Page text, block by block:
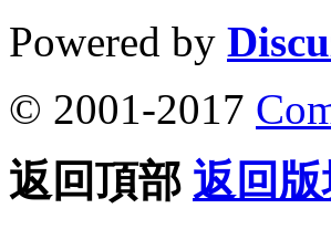
Powered by
© 2001-2017
返回頂部 返回